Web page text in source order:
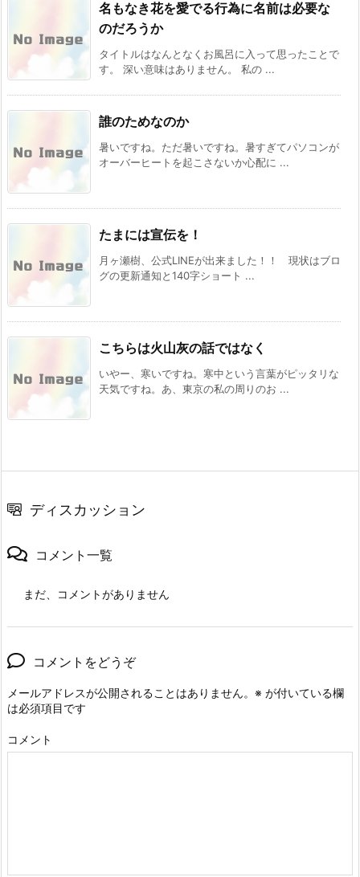
名もなき花を愛でる行為に名前は必要な
のだろうか
タイトルはなんとなくお風呂に入って思ったことで
す。 深い意味はありません。 私の ...
誰のためなのか
暑いですね。ただ暑いですね。暑すぎてパソコンが
オーバーヒートを起こさないか心配に ...
たまには宣伝を！
月ヶ瀬樹、公式LINEが出来ました！！ 現状はブロ
グの更新通知と140字ショート ...
こちらは火山灰の話ではなく
いやー、寒いですね。寒中という言葉がピッタリな
天気ですね。あ、東京の私の周りのお ...
ディスカッション
コメント一覧
まだ、コメントがありません
コメントをどうぞ
メールアドレスが公開されることはありません。 ※ が付いている欄
は必須項目です
コメント